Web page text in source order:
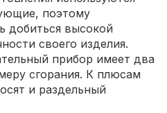
поэтому
добиться высокой
своего изделия.
прибор имеет два
сгорания. К плюсам
и раздельный